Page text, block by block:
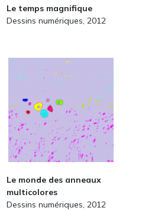
Le temps magnifique
Dessins numériques, 2012
Le monde des anneaux
multicolores
Dessins numériques, 2012